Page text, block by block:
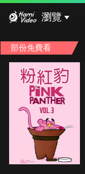
瀏覽
部份免費看